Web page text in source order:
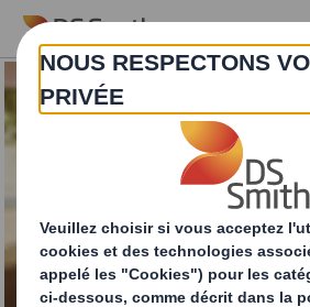
Skip to main content